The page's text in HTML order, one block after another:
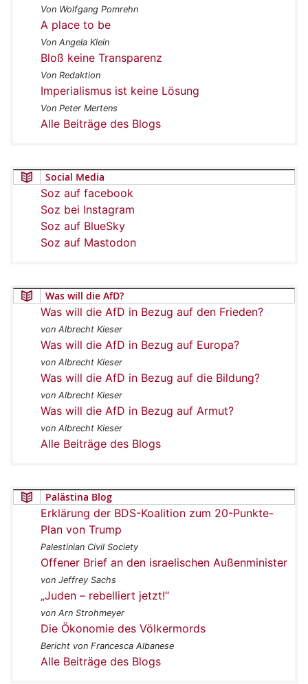
Von Wolfgang Pomrehn
A place to be
Von Angela Klein
Bloß keine Transparenz
Von Redaktion
Imperialismus ist keine Lösung
Von Peter Mertens
Alle Beiträge des Blogs
Social Media
Soz auf facebook
Soz bei Instagram
Soz auf BlueSky
Soz auf Mastodon
Was will die AfD?
Was will die AfD in Bezug auf den Frieden?
von Albrecht Kieser
Was will die AfD in Bezug auf Europa?
von Albrecht Kieser
Was will die AfD in Bezug auf die Bildung?
von Albrecht Kieser
Was will die AfD in Bezug auf Armut?
von Albrecht Kieser
Alle Beiträge des Blogs
Palästina Blog
Erklärung der BDS-Koalition zum 20-Punkte-
Plan von Trump
Palestinian Civil Society
Offener Brief an den israelischen Außenminister
von Jeffrey Sachs
„Juden – rebelliert jetzt!“
von Arn Strohmeyer
Die Ökonomie des Völkermords
Bericht von Francesca Albanese
Alle Beiträge des Blogs